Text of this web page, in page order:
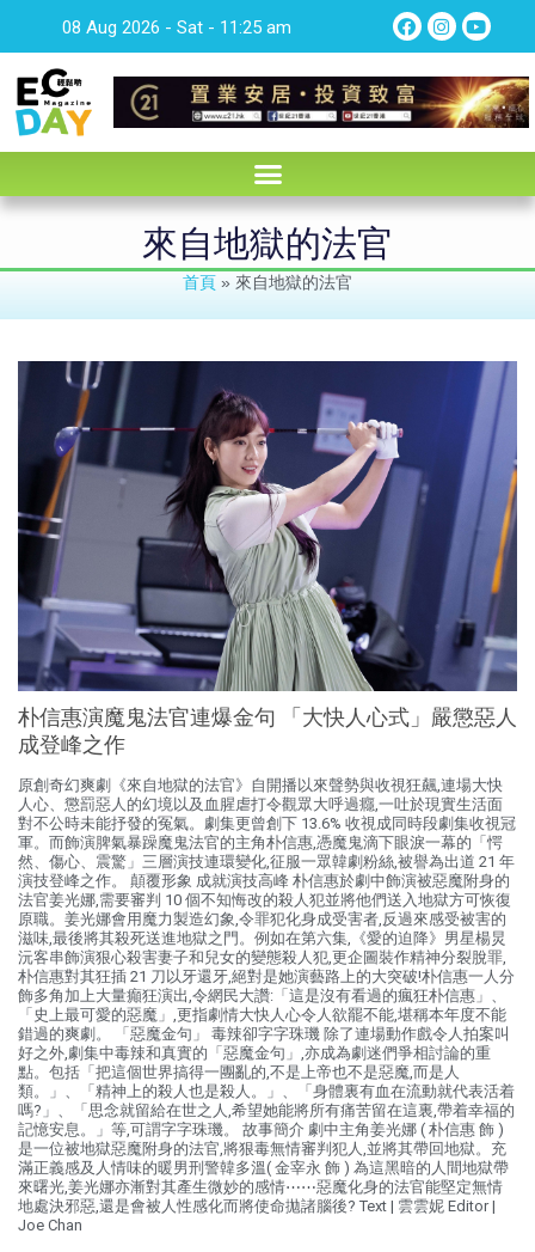
08 Aug 2026 - Sat - 11:25 am
來自地獄的法官
首頁 » 來自地獄的法官
朴信惠演魔鬼法官連爆金句 「大快人心式」嚴懲惡人
成登峰之作
原創奇幻爽劇《來自地獄的法官》自開播以來聲勢與收視狂飆,連場大快
人心、懲罰惡人的幻境以及血腥虐打令觀眾大呼過癮,一吐於現實生活面
對不公時未能抒發的冤氣。劇集更曾創下 13.6% 收視成同時段劇集收視冠
軍。而飾演脾氣暴躁魔鬼法官的主角朴信惠,憑魔鬼滴下眼淚一幕的「愕
然、傷心、震驚」三層演技連環變化,征服一眾韓劇粉絲,被譽為出道 21 年
演技登峰之作。 顛覆形象 成就演技高峰 朴信惠於劇中飾演被惡魔附身的
法官姜光娜,需要審判 10 個不知悔改的殺人犯並將他們送入地獄方可恢復
原職。姜光娜會用魔力製造幻象,令罪犯化身成受害者,反過來感受被害的
滋味,最後將其殺死送進地獄之門。例如在第六集,《愛的迫降》男星楊炅
沅客串飾演狠心殺害妻子和兒女的變態殺人犯,更企圖裝作精神分裂脫罪,
朴信惠對其狂插 21 刀以牙還牙,絕對是她演藝路上的大突破!朴信惠一人分
飾多角加上大量癲狂演出,令網民大讚:「這是沒有看過的瘋狂朴信惠」、
「史上最可愛的惡魔」,更指劇情大快人心令人欲罷不能,堪稱本年度不能
錯過的爽劇。 「惡魔金句」 毒辣卻字字珠璣 除了連場動作戲令人拍案叫
好之外,劇集中毒辣和真實的「惡魔金句」,亦成為劇迷們爭相討論的重
點。包括「把這個世界搞得一團亂的,不是上帝也不是惡魔,而是人
類。」、「精神上的殺人也是殺人。」、「身體裏有血在流動就代表活着
嗎?」、「思念就留給在世之人,希望她能將所有痛苦留在這裏,帶着幸福的
記憶安息。」等,可謂字字珠璣。 故事簡介 劇中主角姜光娜 ( 朴信惠 飾 )
是一位被地獄惡魔附身的法官,將狠毒無情審判犯人,並將其帶回地獄。充
滿正義感及人情味的暖男刑警韓多溫( 金宰永 飾 ) 為這黑暗的人間地獄帶
來曙光,姜光娜亦漸對其產生微妙的感情⋯⋯惡魔化身的法官能堅定無情
地處決邪惡,還是會被人性感化而將使命拋諸腦後? Text | 雲雲妮 Editor |
Joe Chan